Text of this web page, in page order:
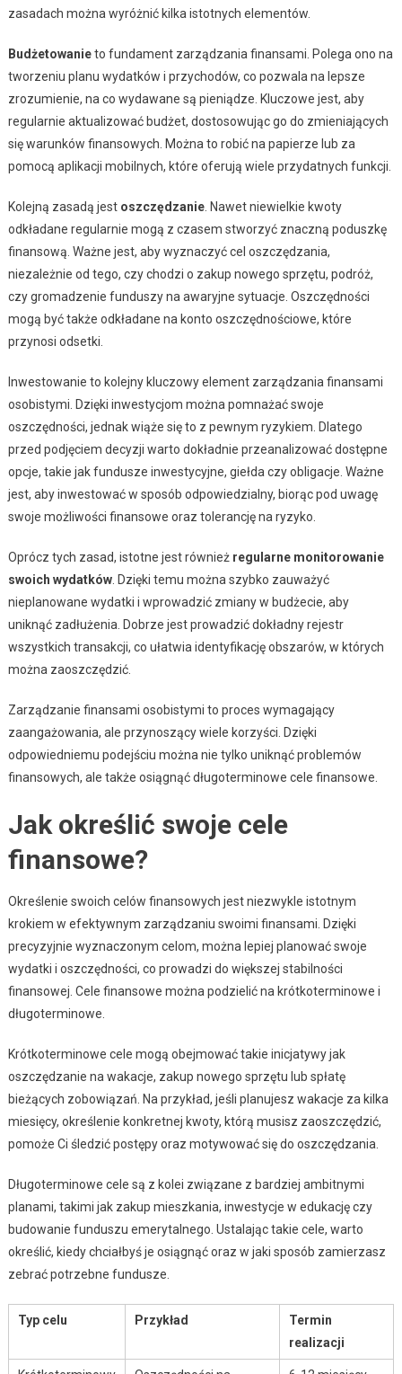
zasadach można wyróżnić kilka istotnych elementów.
Budżetowanieto fundament zarządzania finansami. Polega ono na
tworzeniu planu wydatków i przychodów, co pozwala na lepsze
zrozumienie, na co wydawane są pieniądze. Kluczowe jest, aby
regularnie aktualizować budżet, dostosowując go do zmieniających
się warunków finansowych. Można to robić na papierze lub za
pomocą aplikacji mobilnych, które oferują wiele przydatnych funkcji.
Kolejną zasadą jest oszczędzanie. Nawet niewielkie kwoty
odkładane regularnie mogą z czasem stworzyć znaczną poduszkę
finansową. Ważne jest, aby wyznaczyć cel oszczędzania,
niezależnie od tego, czy chodzi o zakup nowego sprzętu, podróż,
czy gromadzenie funduszy na awaryjne sytuacje. Oszczędności
mogą być także odkładane na konto oszczędnościowe, które
przynosi odsetki.
Inwestowanie to kolejny kluczowy element zarządzania finansami
osobistymi. Dzięki inwestycjom można pomnażać swoje
oszczędności, jednak wiąże się to z pewnym ryzykiem. Dlatego
przed podjęciem decyzji warto dokładnie przeanalizować dostępne
opcje, takie jak fundusze inwestycyjne, giełda czy obligacje. Ważne
jest, aby inwestować w sposób odpowiedzialny, biorąc pod uwagę
swoje możliwości finansowe oraz tolerancję na ryzyko.
Oprócz tych zasad, istotne jest również regularne monitorowanie
swoich wydatków. Dzięki temu można szybko zauważyć
nieplanowane wydatki i wprowadzić zmiany w budżecie, aby
uniknąć zadłużenia. Dobrze jest prowadzić dokładny rejestr
wszystkich transakcji, co ułatwia identyfikację obszarów, w których
można zaoszczędzić.
Zarządzanie finansami osobistymi to proces wymagający
zaangażowania, ale przynoszący wiele korzyści. Dzięki
odpowiedniemu podejściu można nie tylko uniknąć problemów
finansowych, ale także osiągnąć długoterminowe cele finansowe.
Jak określić swoje cele
finansowe?
Określenie swoich celów finansowych jest niezwykle istotnym
krokiem w efektywnym zarządzaniu swoimi finansami. Dzięki
precyzyjnie wyznaczonym celom, można lepiej planować swoje
wydatki i oszczędności, co prowadzi do większej stabilności
finansowej. Cele finansowe można podzielić na krótkoterminowe i
długoterminowe.
Krótkoterminowe cele mogą obejmować takie inicjatywy jak
oszczędzanie na wakacje, zakup nowego sprzętu lub spłatę
bieżących zobowiązań. Na przykład, jeśli planujesz wakacje za kilka
miesięcy, określenie konkretnej kwoty, którą musisz zaoszczędzić,
pomoże Ci śledzić postępy oraz motywować się do oszczędzania.
Długoterminowe cele są z kolei związane z bardziej ambitnymi
planami, takimi jak zakup mieszkania, inwestycje w edukację czy
budowanie funduszu emerytalnego. Ustalając takie cele, warto
określić, kiedy chciałbyś je osiągnąć oraz w jaki sposób zamierzasz
zebrać potrzebne fundusze.
Typ celu Przykład
Termin
realizacji